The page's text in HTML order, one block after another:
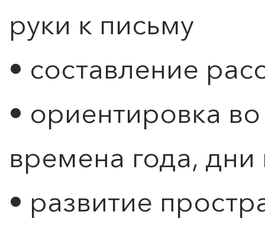
руки к письму
• составление
• ориентировка
времена года, дни
• развитие